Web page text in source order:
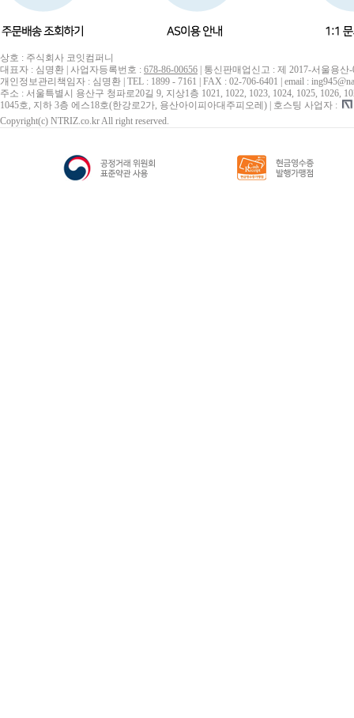
상호 : 주식회사 코잇컴퍼니
대표자 : 심명환 | 사업자등록번호 : 678-86-00656 | 통신판매업신고 : 제 2017-서울용산
개인정보관리책임자 : 심명환 | TEL : 1899 - 7161 | FAX : 02-706-6401 | email :
주소 : 서울특별시 용산구 청파로20길 9, 지상1층 1021, 1022, 1023, 1024, 1025, 1026,
1045호, 지하 3층 에스18호(한강로2가, 용산아이피아대주피오레) | 호스팅 사업자 :
Copyright(c) NTRIZ.co.kr All right reserved.